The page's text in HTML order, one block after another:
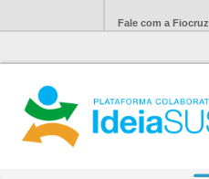
Fale com a Fiocruz